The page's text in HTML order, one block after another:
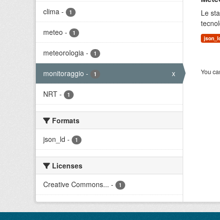
clima - 1
meteo - 1
meteorologia - 1
monitoraggio - 1 x
NRT - 1
Formats
json_ld - 1
Licenses
Creative Commons... - 1
Le
You